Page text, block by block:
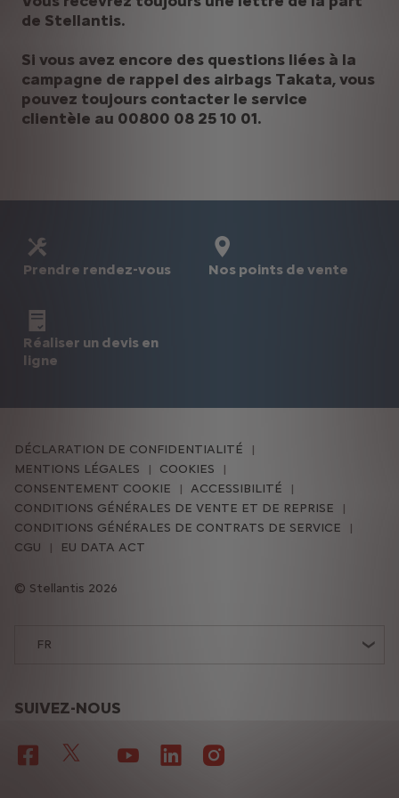
de Stellantis.
Si vous avez encore des questions liées à la
campagne de rappel des airbags Takata, vous
pouvez toujours contacter le service
clientèle au 00800 08 25 10 01.
Prendre rendez-vous Nos points de vente
Réaliser un devis en
ligne
SUIVEZ-NOUS
FR
Stellantis 2026
DÉCLARATION DE CONFIDENTIALITÉ
MENTIONS LÉGALES
COOKIES
CONSENTEMENT COOKIE
ACCESSIBILITÉ
CONDITIONS GÉNÉRALES DE VENTE ET DE REPRISE
CONDITIONS GÉNÉRALES DE CONTRATS DE SERVICE
CGU
EU DATA ACT